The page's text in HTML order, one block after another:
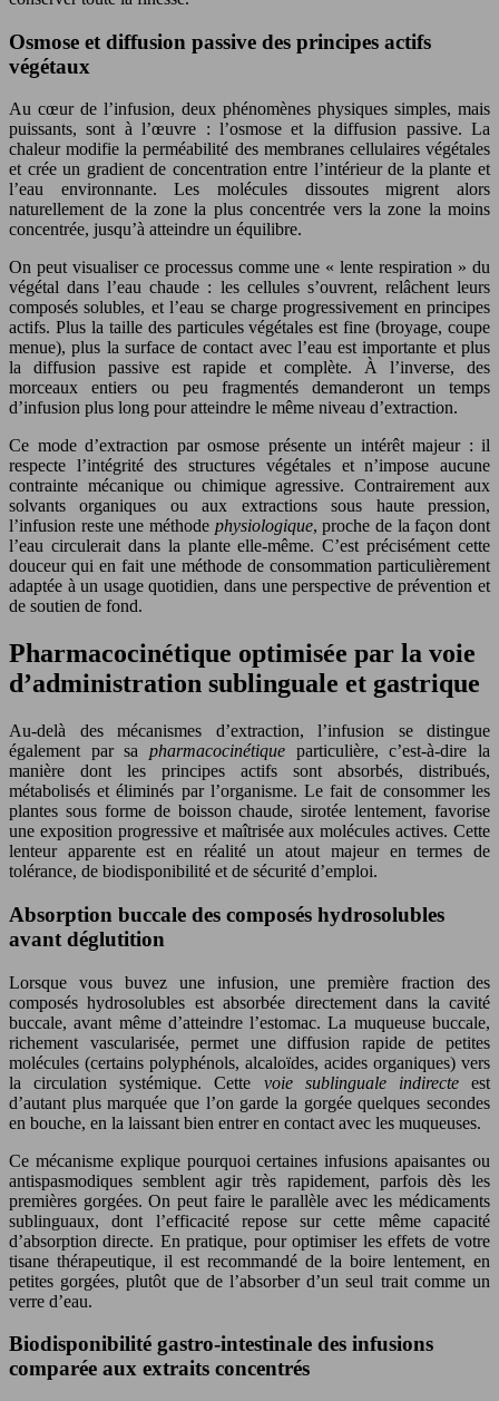
Osmose et diffusion passive des principes actifs
végétaux
Au cœur de l’infusion, deux phénomènes physiques simples, mais
puissants, sont à l’œuvre : l’osmose et la diffusion passive. La
chaleur modifie la perméabilité des membranes cellulaires végétales
et crée un gradient de concentration entre l’intérieur de la plante et
l’eau environnante. Les molécules dissoutes migrent alors
naturellement de la zone la plus concentrée vers la zone la moins
concentrée, jusqu’à atteindre un équilibre.
On peut visualiser ce processus comme une « lente respiration » du
végétal dans l’eau chaude : les cellules s’ouvrent, relâchent leurs
composés solubles, et l’eau se charge progressivement en principes
actifs. Plus la taille des particules végétales est fine (broyage, coupe
menue), plus la surface de contact avec l’eau est importante et plus
la diffusion passive est rapide et complète. À l’inverse, des
morceaux entiers ou peu fragmentés demanderont un temps
d’infusion plus long pour atteindre le même niveau d’extraction.
Ce mode d’extraction par osmose présente un intérêt majeur : il
respecte l’intégrité des structures végétales et n’impose aucune
contrainte mécanique ou chimique agressive. Contrairement aux
solvants organiques ou aux extractions sous haute pression,
l’infusion reste une méthode physiologique, proche de la façon dont
l’eau circulerait dans la plante elle-même. C’est précisément cette
douceur qui en fait une méthode de consommation particulièrement
adaptée à un usage quotidien, dans une perspective de prévention et
de soutien de fond.
Pharmacocinétique optimisée par la voie
d’administration sublinguale et gastrique
Au-delà des mécanismes d’extraction, l’infusion se distingue
également par sa pharmacocinétique particulière, c’est-à-dire la
manière dont les principes actifs sont absorbés, distribués,
métabolisés et éliminés par l’organisme. Le fait de consommer les
plantes sous forme de boisson chaude, sirotée lentement, favorise
une exposition progressive et maîtrisée aux molécules actives. Cette
lenteur apparente est en réalité un atout majeur en termes de
tolérance, de biodisponibilité et de sécurité d’emploi.
Absorption buccale des composés hydrosolubles
avant déglutition
Lorsque vous buvez une infusion, une première fraction des
composés hydrosolubles est absorbée directement dans la cavité
buccale, avant même d’atteindre l’estomac. La muqueuse buccale,
richement vascularisée, permet une diffusion rapide de petites
molécules (certains polyphénols, alcaloïdes, acides organiques) vers
la circulation systémique. Cette voie sublinguale indirecteest
d’autant plus marquée que l’on garde la gorgée quelques secondes
en bouche, en la laissant bien entrer en contact avec les muqueuses.
Ce mécanisme explique pourquoi certaines infusions apaisantes ou
antispasmodiques semblent agir très rapidement, parfois dès les
premières gorgées. On peut faire le parallèle avec les médicaments
sublinguaux, dont l’efficacité repose sur cette même capacité
d’absorption directe. En pratique, pour optimiser les effets de votre
tisane thérapeutique, il est recommandé de la boire lentement, en
petites gorgées, plutôt que de l’absorber d’un seul trait comme un
verre d’eau.
Biodisponibilité gastro-intestinale des infusions
comparée aux extraits concentrés